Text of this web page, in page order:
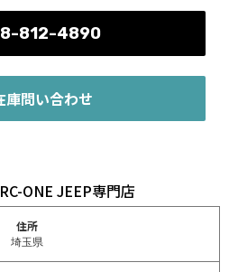
812-4890
庫問い合わせ
ONE JEEP専門店
住所
埼玉県